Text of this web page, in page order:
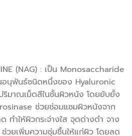
(NAG) : เป็น Monosaccharide
อนุพันธ์ชนิดหนึ่งของ Hyaluronic
าณเม็ดสีในชั้นผิวหนัง โดยยับยั้ง
ช่วยซ่อมแซมผิวหนังจาก
ทำให้ผิวกระจ่างใส จุดด่างดำ จาง
วยเพิ่มความชุ่มชื้นให้แก่ผิว โดยลด